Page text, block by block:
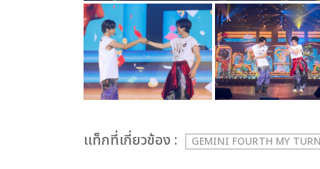
เเท็กที่เกี่ยวข้อง : GEMINI FOURTH MY